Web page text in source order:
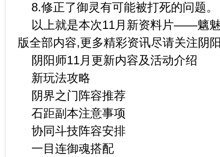
8.修正了御灵有可能被打死的问题。
以上就是本次11月新资料片——魑
版全部内容,更多精彩资讯尽请关注阴
阴阳师11月更新内容及活动介绍
新玩法攻略
阴界之门阵容推荐
石距副本注意事项
协同斗技阵容安排
一目连御魂搭配